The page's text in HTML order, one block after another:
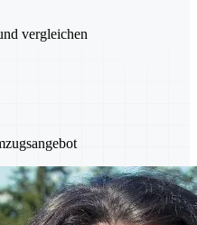
vergleichen